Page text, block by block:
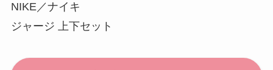
NIKE／ナイキ
ジャージ 上下セット